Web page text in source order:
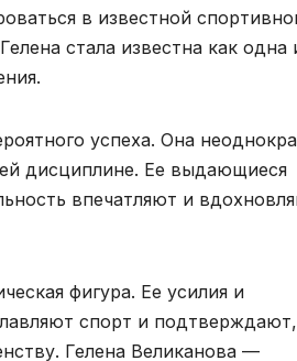
в известной
стала известна как одна
успеха. Она
дисциплине. Ее выдающиеся
впечатляют и
фигура. Ее усилия и
спорт и
Гелена Великанова —